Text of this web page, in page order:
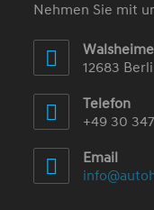
Nehmen Sie mit
12683
Telefon
+49 30
Email